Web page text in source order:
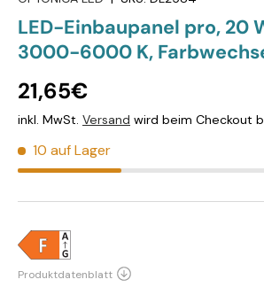
LED-Einbaupanel pro, 20
3000-6000 K,
21,65€
inkl. MwSt. Versand wird beim Checkout
10 auf Lager